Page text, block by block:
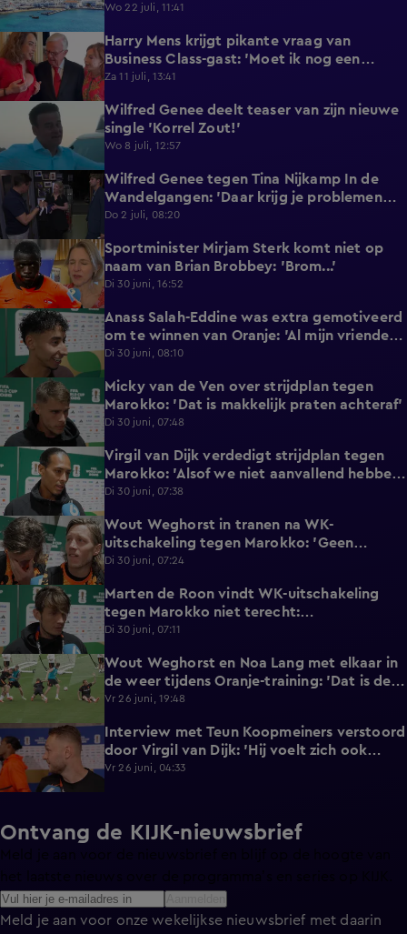
reageert met statement'
Wo 22 juli, 11:41
0:17
Harry Mens krijgt pikante vraag van
Business Class-gast: 'Moet ik nog een
knoopje losdoen?'
Za 11 juli, 13:41
0:37
Wilfred Genee deelt teaser van zijn nieuwe
single 'Korrel Zout!'
Wo 8 juli, 12:57
6:55
Wilfred Genee tegen Tina Nijkamp In de
Wandelgangen: 'Daar krijg je problemen
mee!'
Do 2 juli, 08:20
1:18
Sportminister Mirjam Sterk komt niet op
naam van Brian Brobbey: 'Brom...'
Di 30 juni, 16:52
3:02
Anass Salah-Eddine was extra gemotiveerd
om te winnen van Oranje: 'Al mijn vrienden
zijn Nederlands!'
Di 30 juni, 08:10
1:44
Micky van de Ven over strijdplan tegen
Marokko: 'Dat is makkelijk praten achteraf'
Di 30 juni, 07:48
Virgil van Dijk verdedigt strijdplan tegen
Marokko: 'Alsof we niet aanvallend hebben
gedacht?'
Di 30 juni, 07:38
3:49
Wout Weghorst in tranen na WK-
uitschakeling tegen Marokko: 'Geen
moment rekening mee gehouden'
Di 30 juni, 07:24
3:26
Marten de Roon vindt WK-uitschakeling
tegen Marokko niet terecht:
'Gelijkwaardige pot'
Di 30 juni, 07:11
2:58
Wout Weghorst en Noa Lang met elkaar in
de weer tijdens Oranje-training: 'Dat is de
tweede keer!'
Vr 26 juni, 19:48
2:43
Interview met Teun Koopmeiners verstoord
door Virgil van Dijk: 'Hij voelt zich ook
lekker!'
Vr 26 juni, 04:33
Ontvang de KIJK-nieuwsbrief
Meld je aan voor onze wekelijkse nieuwsbrief met daarin